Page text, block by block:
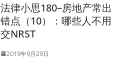
法律小思180–房地产常出
错点（10）：哪些人不用
交NRST
2019年9月29日